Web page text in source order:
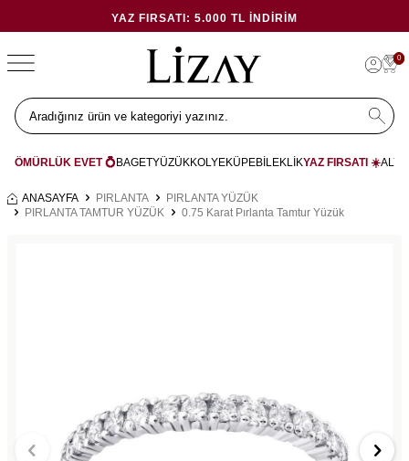
YAZ FIRSATI: 5.000 TL İNDIRIM
0
ÖMÜRLÜK EVET 💍 BAGETYÜZÜKKOLYEKÜPEBİLEKLİKYAZ FIRSATI ☀️
ANASAYFA PIRLANTA
PIRLANTA YÜZÜK
PIRLANTA TAMTUR YÜZÜK
0.75 Karat Pırlanta Tamtur Yüzük